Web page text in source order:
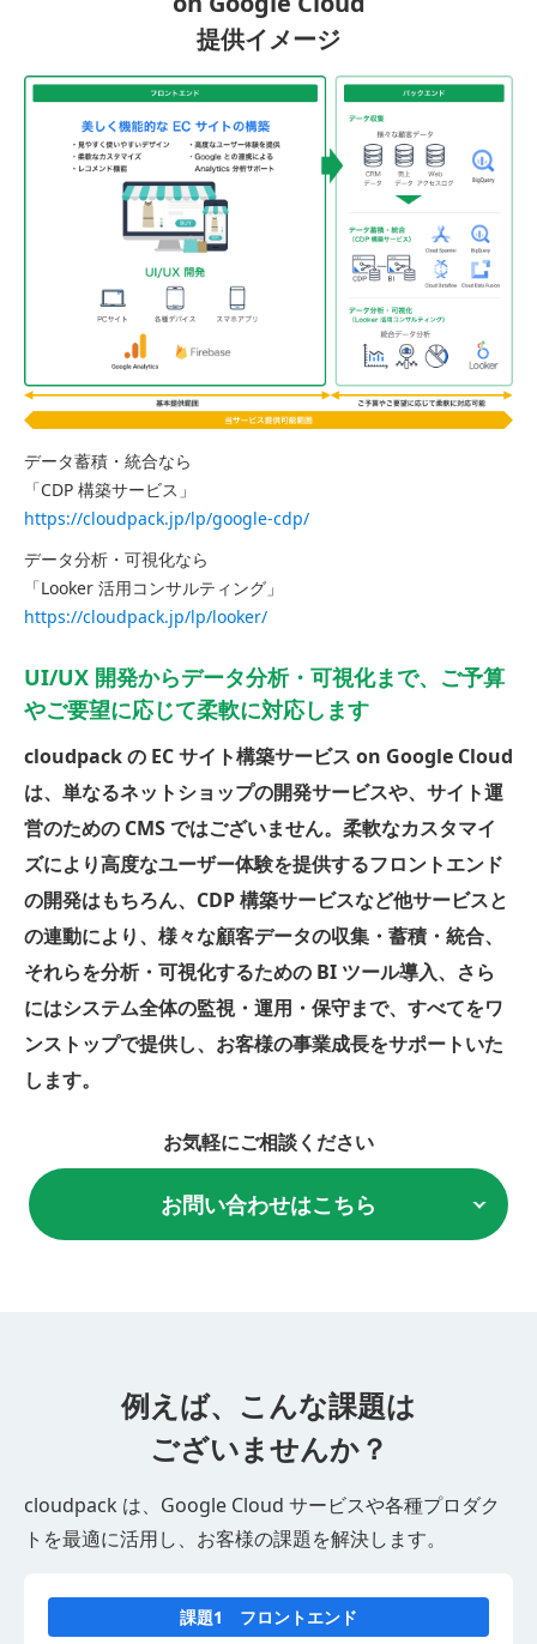
提供イメージ
データ蓄積・統合なら
「CDP 構築サービス」
https://cloudpack.jp/lp/google-cdp/
データ分析・可視化なら
「Looker 活用コンサルティング」
https://cloudpack.jp/lp/looker/
UI/UX 開発からデータ分析・可視化まで、ご予算
やご要望に応じて柔軟に対応します
cloudpack の EC サイト構築サービス on Google Cloud
は、単なるネットショップの開発サービスや、サイト運
営のための CMS ではございません。柔軟なカスタマイ
ズにより高度なユーザー体験を提供するフロントエンド
の開発はもちろん、CDP 構築サービスなど他サービスと
の連動により、様々な顧客データの収集・蓄積・統合、
それらを分析・可視化するための BI ツール導入、さら
にはシステム全体の監視・運用・保守まで、すべてをワ
ンストップで提供し、お客様の事業成長をサポートいた
します。
お気軽にご相談ください
お問い合わせはこちら
例えば、こんな課題は
ございませんか？
cloudpack は、Google Cloud サービスや各種プロダク
トを最適に活用し、お客様の課題を解決します。
課題1 フロントエンド